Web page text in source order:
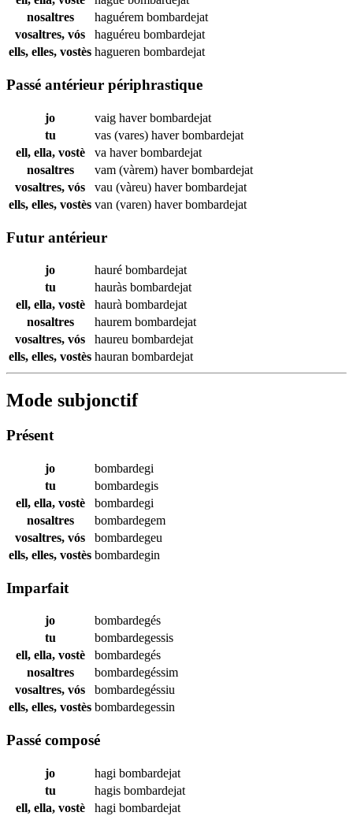
nosaltres
haguérem bombardejat
vosaltres, vós
haguéreu bombardejat
ells, elles, vostès hagueren bombardejat
Passé antérieur périphrastique
jo vaig haverbombardejat
tu
vas (vares) haverbombardejat
ell, ella, vostè
va haverbombardejat
nosaltres
vam (vàrem) haverbombardejat
vosaltres, vós
vau (vàreu) haverbombardejat
ells, elles, vostès van (varen) haverbombardejat
Futur antérieur
jo hauré bombardejat
tu
hauràs bombardejat
ell, ella, vostè
haurà bombardejat
nosaltres
haurem bombardejat
vosaltres, vós
haureu bombardejat
ells, elles, vostès hauran bombardejat
Mode subjonctif
Présent
jo
bombardegi
tu
bombardegis
ell, ella, vostè
bombardegi
nosaltres
bombardegem
vosaltres, vós
bombardegeu
ells, elles, vostès bombardegin
Imparfait
jo
bombardegés
tu
bombardegessis
ell, ella, vostè
bombardegés
nosaltres
bombardegéssim
vosaltres, vós
bombardegéssiu
ells, elles, vostès bombardegessin
Passé composé
jo hagi bombardejat
tu
hagis bombardejat
ell, ella, vostè
hagi bombardejat